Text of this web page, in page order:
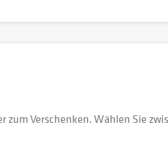
Verschenken. Wählen Sie